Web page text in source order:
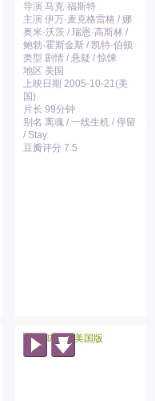
导演 马克·福斯特
主演 伊万·麦克格雷格 / 娜
奥米·沃茨 / 瑞恩·高斯林 /
鲍勃·霍斯金斯 / 凯特·伯顿
类型 剧情 / 悬疑 / 惊悚
地区 美国
上映日期 2005-10-21(美
国)
片长 99分钟
别名 离魂 / 一线生机 / 停留
/ Stay
豆瓣评分 7.5